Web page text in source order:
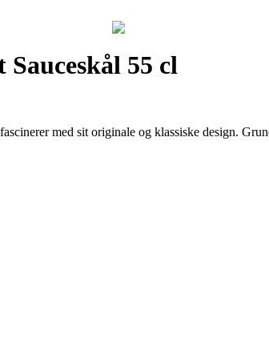
55 cl
med sit originale og klassiske design.